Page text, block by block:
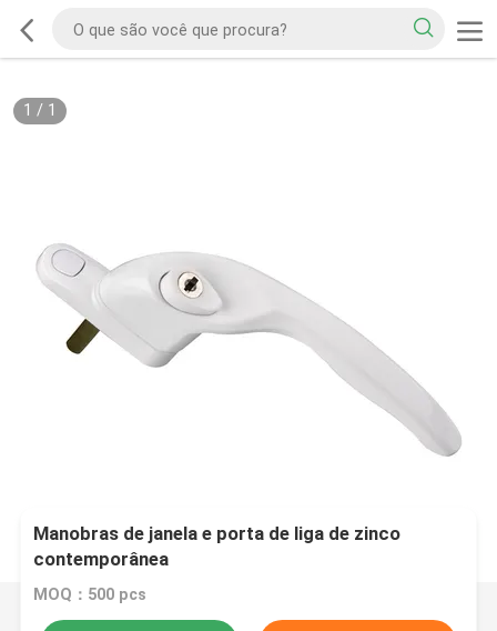
1 / 1
Manobras de janela e porta de liga de zinco
contemporânea
MOQ：500 pcs